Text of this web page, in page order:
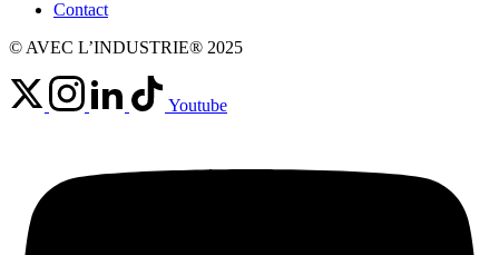
Contact
© AVEC L’INDUSTRIE® 2025
Youtube